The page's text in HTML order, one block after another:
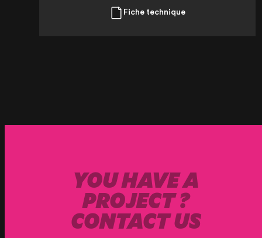
Fiche technique
YOU HAVE A
PROJECT ?
CONTACT US